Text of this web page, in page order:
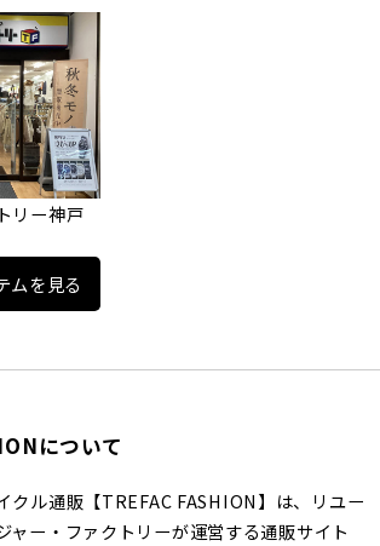
リー神戸
ムを見る
について
クル通販【TREFAC FASHION】は、リユー
ャー・ファクトリーが運営する通販サイト